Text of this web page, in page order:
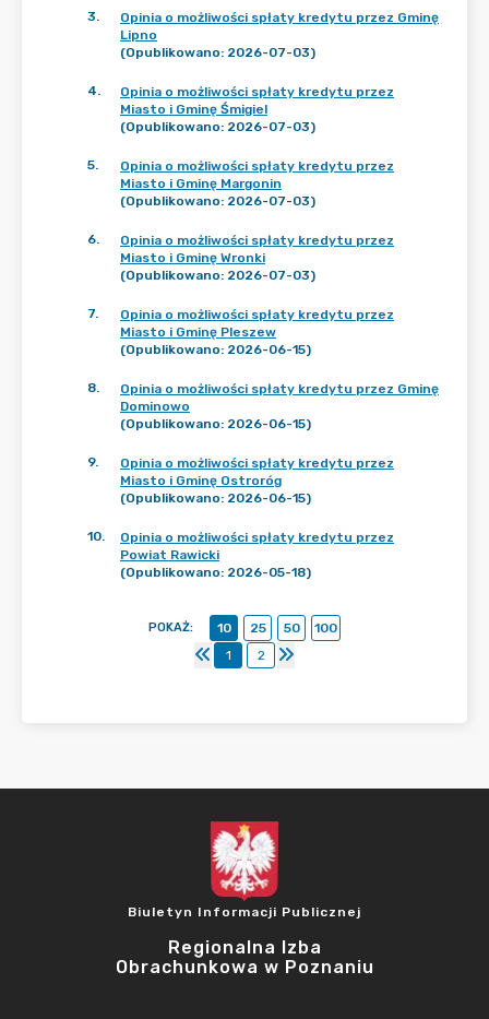
3.
Opinia o możliwości spłaty kredytu przez Gminę
Lipno
(Opublikowano: 2026-07-03)
4.
Opinia o możliwości spłaty kredytu przez
Miasto i Gminę Śmigiel
(Opublikowano: 2026-07-03)
5.
Opinia o możliwości spłaty kredytu przez
Miasto i Gminę Margonin
(Opublikowano: 2026-07-03)
6.
Opinia o możliwości spłaty kredytu przez
Miasto i Gminę Wronki
(Opublikowano: 2026-07-03)
7.
Opinia o możliwości spłaty kredytu przez
Miasto i Gminę Pleszew
(Opublikowano: 2026-06-15)
8.
Opinia o możliwości spłaty kredytu przez Gminę
Dominowo
(Opublikowano: 2026-06-15)
9.
Opinia o możliwości spłaty kredytu przez
Miasto i Gminę Ostroróg
(Opublikowano: 2026-06-15)
10.
Opinia o możliwości spłaty kredytu przez
Powiat Rawicki
(Opublikowano: 2026-05-18)
POKAŻ: 10 25 50
100
1
2
Biuletyn Informacji Publicznej
Regionalna Izba
Obrachunkowa w Poznaniu